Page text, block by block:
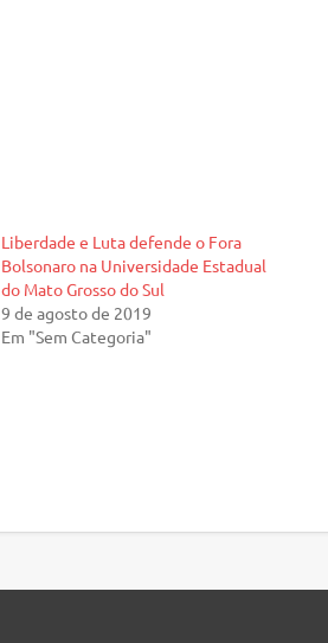
Liberdade e Luta defende o Fora
Bolsonaro na Universidade Estadual
do Mato Grosso do Sul
9 de agosto de 2019
Em "Sem Categoria"